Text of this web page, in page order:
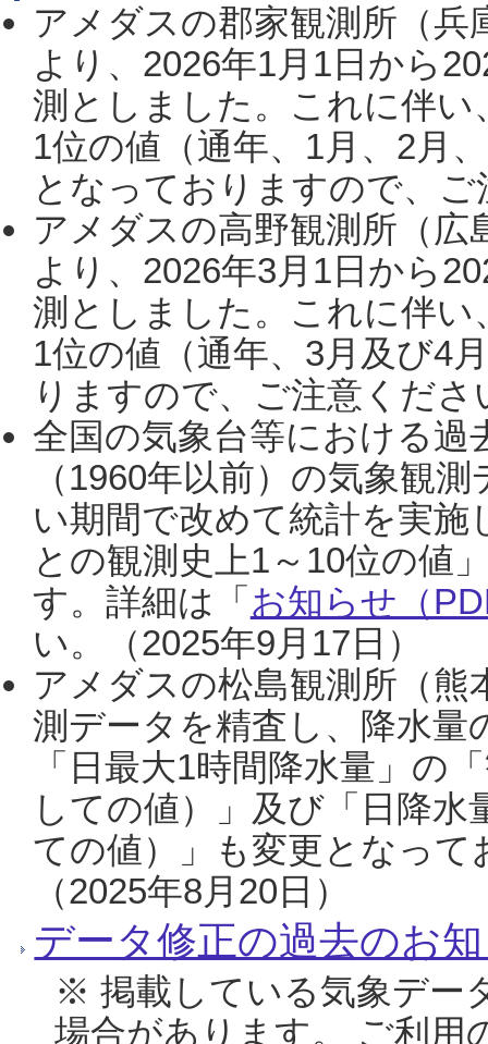
アメダスの郡家観測所（
より、2026年1月1日から
測としました。これに伴い
1位の値（通年、1月、2月
となっておりますので、
アメダスの高野観測所（
より、2026年3月1日から
測としました。これに伴い
1位の値（通年、3月及び4
りますので、ご注意くだ
全国の気象台等における過
（1960年以前）の気象観
い期間で改めて統計を実
との観測史上1～10位の値
す。詳細は「 お知らせ（
い。（2025年9月17日）
アメダスの松島観測所（熊
測データを精査し、降水
「日最大1時間降水量」の
しての値）」及び「日降
ての値）」も変更となっ
（2025年8月20日）
データ修正の過去のお
※ 掲載している気象デー
場合があります。 ご利用